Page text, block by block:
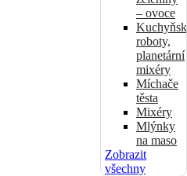
– ovoce
Kuchyňské
roboty,
planetární
mixéry
Míchače
těsta
Mixéry
Mlýnky
na maso
Zobrazit
všechny